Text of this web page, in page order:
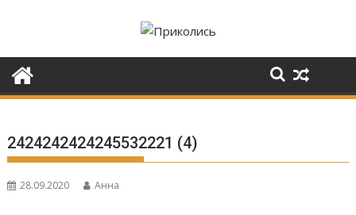
2424242424245532221 (4)
28.09.2020 Анна